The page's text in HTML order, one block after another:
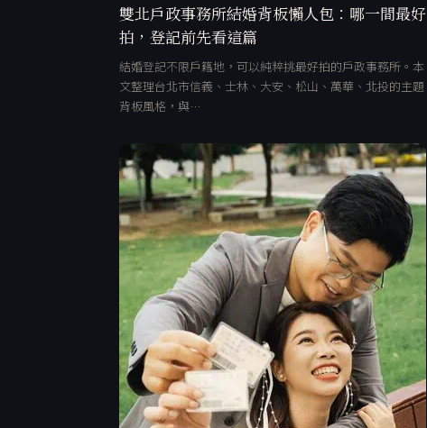
雙北戶政事務所結婚背板懶人包：哪一間最好
拍，登記前先看這篇
結婚登記不限戶籍地，可以純粹挑最好拍的戶政事務所。本
文整理台北市信義、士林、大安、松山、萬華、北投的主題
背板風格，與…